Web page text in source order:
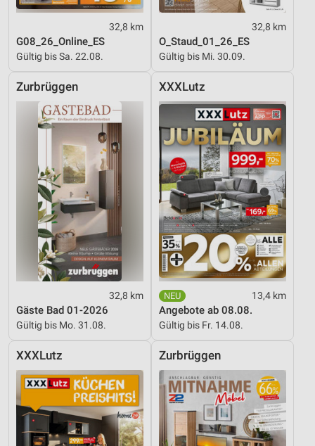
32,8 km
G08_26_Online_ES
Gültig bis Sa. 22.08.
32,8 km
O_Staud_01_26_ES
Gültig bis Mi. 30.09.
Zurbrüggen
32,8 km
Gäste Bad 01-2026
Gültig bis Mo. 31.08.
XXXLutz
13,4 km
Angebote ab 08.08.
Gültig bis Fr. 14.08.
XXXLutz Zurbrüggen